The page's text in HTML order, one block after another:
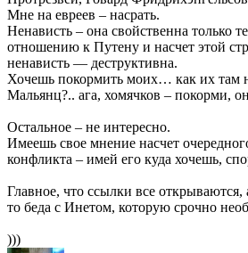
Мне на евреев – насрать.
Ненависть – она свойственна только
отношению к Путену и насчет этой
ненависть — деструктивна.
Хочешь покормить моих… как их там
Мальянц?.. ага, хомячков – покорми,
Остальное – не интересно.
Имеешь свое мнение насчет
конфликта – имей его куда хочешь,
Главное, что ссылки все открываются,
то беда с Инетом, которую срочно
)))